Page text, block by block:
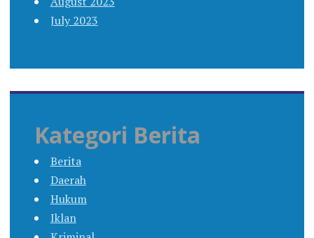
July 2023
Kategori Berita
Berita
Daerah
Hukum
Iklan